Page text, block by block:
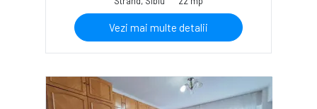
Vezi mai multe detalii